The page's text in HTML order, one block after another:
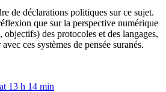
de déclarations politiques sur ce sujet.
que sur la perspective numérique
des protocoles et des langages,
ces systèmes de pensée suranés.
13 h 14 min